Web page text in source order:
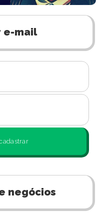
e-mail
negócios